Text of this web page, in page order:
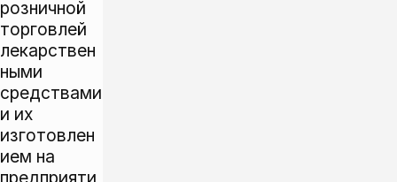
розничной
торговлей
лекарствен
ными
средствами
и их
изготовлен
ием на
предприяти